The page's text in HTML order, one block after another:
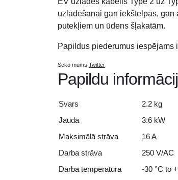
uzlādēšanai gan iekštelpās,
putekļiem un ūdens šļakatām.
Papildus piederumus iespējams
Seko mums Twitter
Papildu
Svars
2.2 kg
Jauda
3.6 kW
Maksimālā strāva
16 A
Darba strāva
250 V/AC
Darba temperatūra
-30 °C to